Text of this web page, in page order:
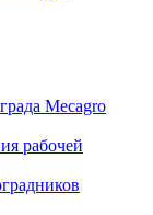
Mecagro
рабочей